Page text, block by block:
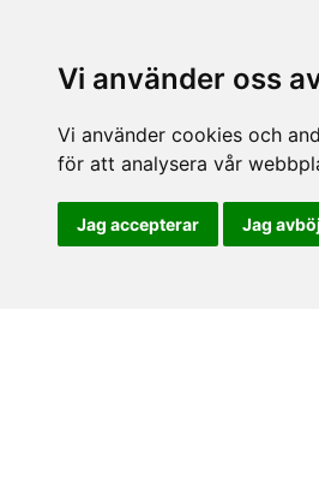
Vi använder oss
Vi använder cookies och
för att analysera vår
Jag accepterar Jag